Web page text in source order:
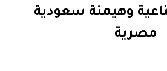
وهيمنة سعودية
مصرية